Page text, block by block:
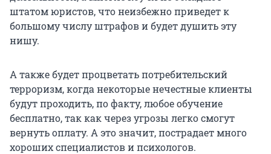
штатом юристов, что неизбежно приведет к
большому числу штрафов и будет душить эту
нишу.
А также будет процветать потребительский
терроризм, когда некоторые нечестные клиенты
будут проходить, по факту, любое обучение
бесплатно, так как через угрозы легко смогут
вернуть оплату. А это значит, пострадает много
хороших специалистов и психологов.